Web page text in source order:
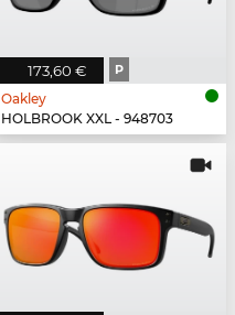
173,60 € P
Oakley
HOLBROOK XXL - 948703